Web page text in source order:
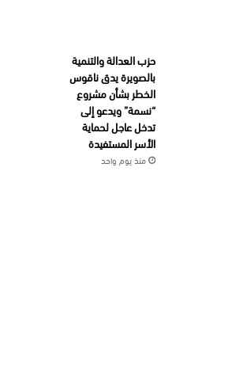
حزب العدالة والتنمية
بالصويرة يدق ناقوس
الخطر بشأن مشروع
“نسمة” ويدعو إلى
تدخل عاجل لحماية
الأسر المستفيدة
منذ يوم واحد